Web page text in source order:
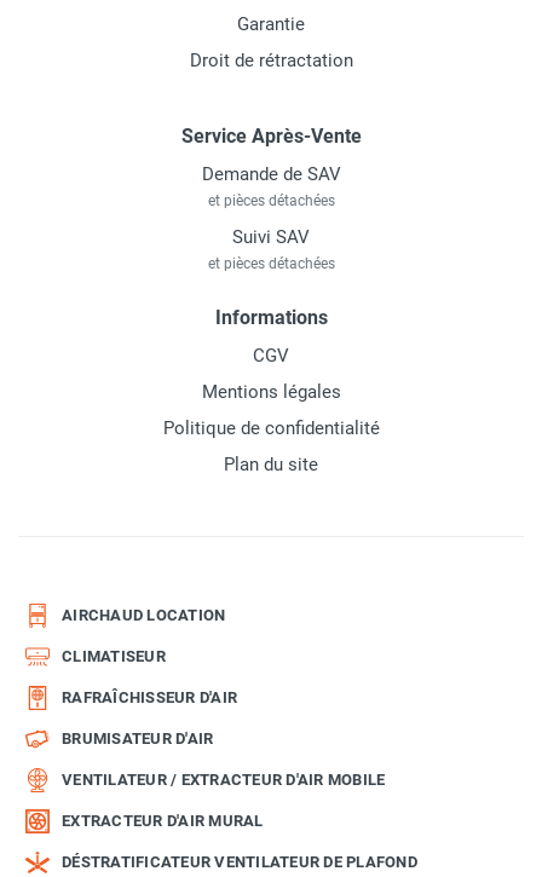
Garantie
Droit de rétractation
Service Après-Vente
Demande de SAV
et pièces détachées
Suivi SAV
et pièces détachées
Informations
CGV
Mentions légales
Politique de confidentialité
Plan du site
AIRCHAUD LOCATION
CLIMATISEUR
RAFRAÎCHISSEUR D'AIR
BRUMISATEUR D'AIR
VENTILATEUR / EXTRACTEUR D'AIR MOBILE
EXTRACTEUR D'AIR MURAL
DÉSTRATIFICATEUR VENTILATEUR DE PLAFOND